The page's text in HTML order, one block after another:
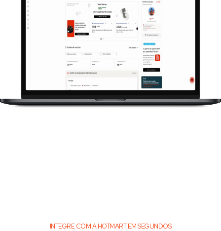
INTEGRE COM A HOTMART EM SEGUNDOS